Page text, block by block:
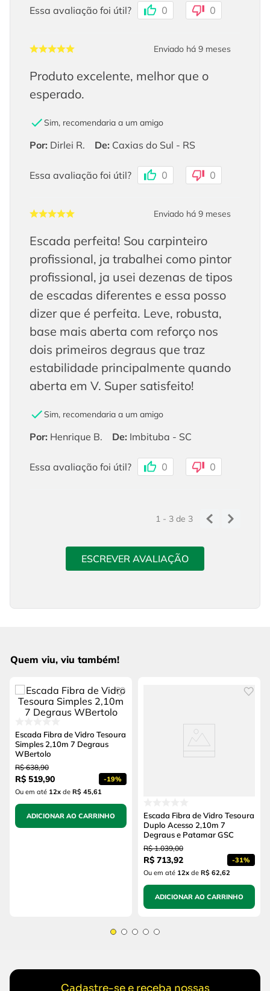
Essa avaliação foi útil? 0 0
Enviado há 9 meses
Produto excelente, melhor que o
esperado.
Sim, recomendaria a um amigo
Por: Dirlei R. De: Caxias do Sul - RS
Essa avaliação foi útil? 0 0
Enviado há 9 meses
Escada perfeita! Sou carpinteiro
profissional, ja trabalhei como pintor
profissional, ja usei dezenas de tipos
de escadas diferentes e essa posso
dizer que é perfeita. Leve, robusta,
base mais aberta com reforço nos
dois primeiros degraus que traz
estabilidade principalmente quando
aberta em V. Super satisfeito!
Sim, recomendaria a um amigo
Por: Henrique B. De: Imbituba - SC
Essa avaliação foi útil? 0 0
1 - 3de 3
ESCREVER AVALIAÇÃO
Quem viu, viu também!
Escada Fibra de Vidro Tesoura
Simples 2,10m 7 Degraus
WBertolo
R$ 638,90
R$ 519,90 -19%
Ou em até 12x de R$ 45,61
ADICIONAR AO CARRINHO
Escada Fibra de Vidro Tesoura
Duplo Acesso 2,10m 7
Degraus e Patamar GSC
R$ 1.039,00
R$ 713,92 -31%
Ou em até 12x de R$ 62,62
ADICIONAR AO CARRINHO